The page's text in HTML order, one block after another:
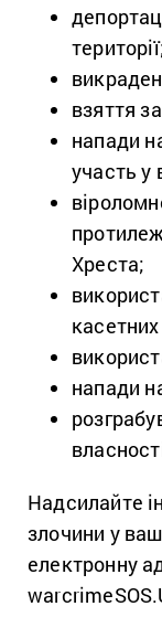
взяття
напади
участь у
Хреста;
напади
Надсилайте
злочини у
електронну